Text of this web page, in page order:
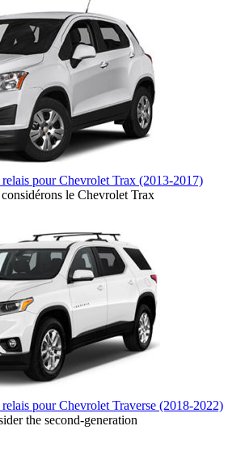
relais pour Chevrolet Trax (2013-2017)
le Chevrolet Trax
relais pour Chevrolet Traverse (2018-2022)
the second-generation